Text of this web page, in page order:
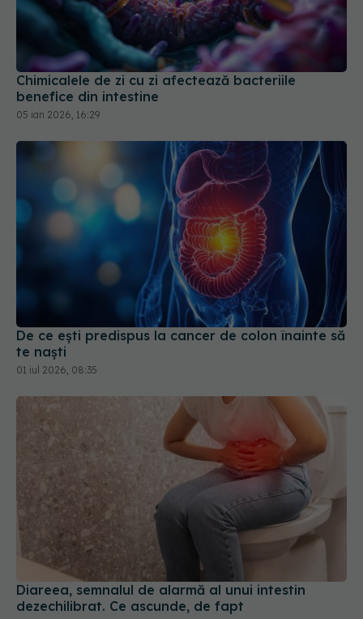
Chimicalele de zi cu zi afectează bacteriile
benefice din intestine
05 ian 2026, 16:29
De ce ești predispus la cancer de colon înainte să
01 iul 2026, 08:35
Diareea, semnalul de alarmă al unui intestin
dezechilibrat. Ce ascunde, de fapt
20 mai 2026, 18:48